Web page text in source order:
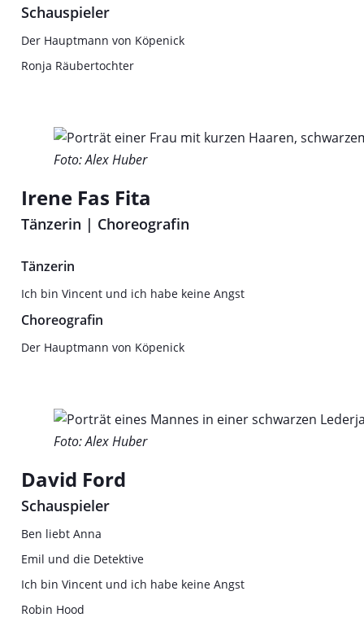
Schauspieler
Der Hauptmann von Köpenick
Ronja Räubertochter
Foto: Alex Huber
Irene Fas Fita
Tänzerin | Choreografin
Tänzerin
Ich bin Vincent und ich habe keine Angst
Choreografin
Der Hauptmann von Köpenick
Foto: Alex Huber
David Ford
Schauspieler
Ben liebt Anna
Emil und die Detektive
Ich bin Vincent und ich habe keine Angst
Robin Hood